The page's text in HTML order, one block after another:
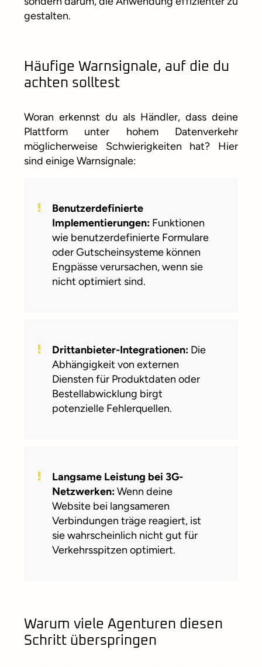
gestalten.
Häufige Warnsignale, auf die du
achten solltest
Woran erkennst du als Händler, dass deine
Plattform unter hohem Datenverkehr
möglicherweise Schwierigkeiten hat? Hier
sind einige Warnsignale:
Benutzerdefinierte
Implementierungen: Funktionen
wie benutzerdefinierte Formulare
oder Gutscheinsysteme können
Engpässe verursachen, wenn sie
nicht optimiert sind.
Drittanbieter-Integrationen: Die
Abhängigkeit von externen
Diensten für Produktdaten oder
Bestellabwicklung birgt
potenzielle Fehlerquellen.
Langsame Leistung bei 3G-
Netzwerken:Wenn deine
Website bei langsameren
Verbindungen träge reagiert, ist
sie wahrscheinlich nicht gut für
Verkehrsspitzen optimiert.
Warum viele Agenturen diesen
Schritt überspringen